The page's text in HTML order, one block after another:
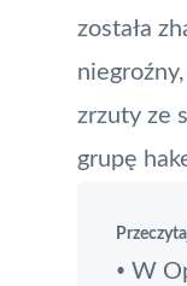
została
zrzuty ze
grupę
• W